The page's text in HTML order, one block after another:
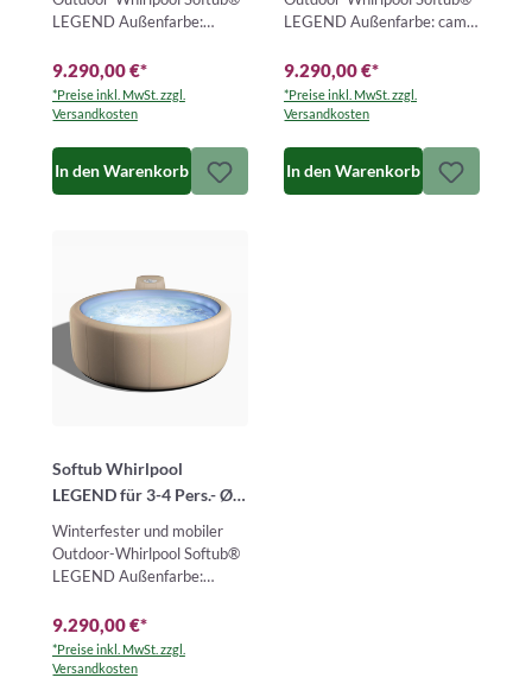
LEGEND Außenfarbe:
Softub® LEGEND ist ein
mob…
9.290,00 €*
*Preise inkl. MwSt. zzgl.
Versandkosten
In den Warenkorb
LEGEND Außenfarbe: camel
Softub® LEGEND ist ein
mob…
9.290,00 €*
*Preise inkl. MwSt. zzgl.
Versandkosten
In den Warenkorb
Softub Whirlpool
LEGEND für 3-4 Pers.- Ø
180 cm - 830 l - almond
blue
Winterfester und mobiler
Outdoor-Whirlpool Softub®
LEGEND Außenfarbe:
blueDer Softub® LEGEND
ist ein mo…
9.290,00 €*
*Preise inkl. MwSt. zzgl.
Versandkosten